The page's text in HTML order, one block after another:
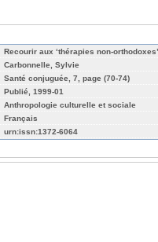
Recourir aux ‘thérapies non-
Carbonnelle, Sylvie
Santé conjuguée, 7, page (70-74)
Publié, 1999-01
Anthropologie culturelle et sociale
Français
urn:issn:1372-6064